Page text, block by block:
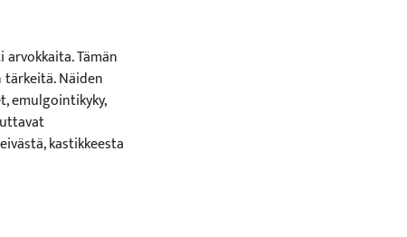
Tämän
Näiden
emulgointikyky,
kastikkeesta